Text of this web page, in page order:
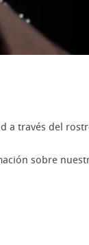
a través del
sobre